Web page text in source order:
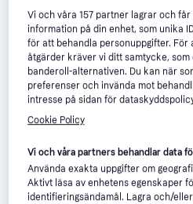
Vi och våra157 partner lagrar och får
information på din enhet, som unika
för att behandla personuppgifter. För
åtgärder kräver vi ditt samtycke, som
banderoll-alternativen. Du kan när
preferenser och invända mot
intresse på sidan för
Cookie Policy
Vi och våra partners behandlar data
Använda exakta uppgifter om
Aktivt läsa av enhetens egenskaper
identifieringsändamål. Lagra och/